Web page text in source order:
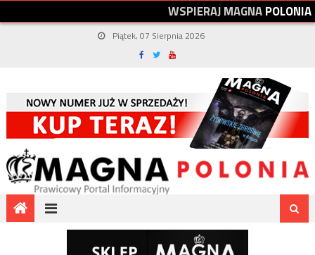
WSPIERAJMAGNAPOLONIA
Piątek, 07 Sierpnia 2026